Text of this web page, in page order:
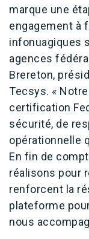
marque une
engagement à
infonuagiques
agences
Brereton,
Tecsys. «
certification
sécurité, de
opérationnelle
En fin de
réalisons pour
renforcent la
plateforme
nous